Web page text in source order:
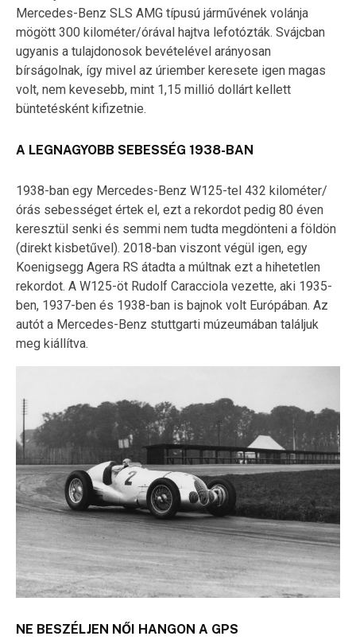
Mercedes-Benz SLS AMG típusú járművének volánja
mögött 300 kilométer/órával hajtva lefotózták. Svájcban
ugyanis a tulajdonosok bevételével arányosan
bírságolnak, így mivel az úriember keresete igen magas
volt, nem kevesebb, mint 1,15 millió dollárt kellett
büntetésként kifizetnie.
A LEGNAGYOBB SEBESSÉG 1938-BAN
1938-ban egy Mercedes-Benz W125-tel 432 kilométer/
órás sebességet értek el, ezt a rekordot pedig 80 éven
keresztül senki és semmi nem tudta megdönteni a földön
(direkt kisbetűvel). 2018-ban viszont végül igen, egy
Koenigsegg Agera RS átadta a múltnak ezt a hihetetlen
rekordot. A W125-öt Rudolf Caracciola vezette, aki 1935-
ben, 1937-ben és 1938-ban is bajnok volt Európában. Az
autót a Mercedes-Benz stuttgarti múzeumában találjuk
meg kiállítva.
NE BESZÉLJEN NŐI HANGON A GPS